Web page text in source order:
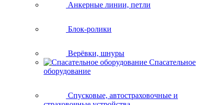
Анкерные линии, петли
Блок-ролики
Верёвки, шнуры
Спасательное
оборудование
Спусковые, автостраховочные и